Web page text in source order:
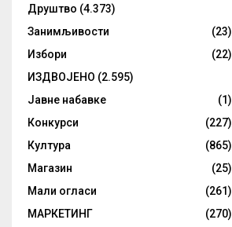
Друштво (4.373)
Занимљивости
(23)
Избори
(22)
ИЗДВОЈЕНО (2.595)
Јавне набавке
(1)
Конкурси
(227)
Култура
(865)
Магазин
(25)
Мали огласи
(261)
МАРКЕТИНГ
(270)